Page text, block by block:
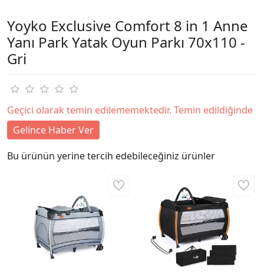
Yoyko Exclusive Comfort 8 in 1 Anne
Yanı Park Yatak Oyun Parkı 70x110 -
Gri
Geçici olarak temin edilememektedir. Temin edildiğinde
Gelince Haber Ver
Bu ürünün yerine tercih edebileceğiniz ürünler